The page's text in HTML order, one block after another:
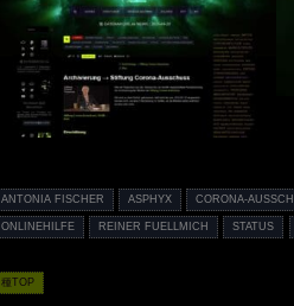
ANTONIA FISCHER ASPHYX CORONA-
ONLINEHILFE REINER FUELLMICH STATUS
種TOP